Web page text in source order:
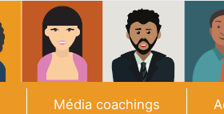
Média coachings